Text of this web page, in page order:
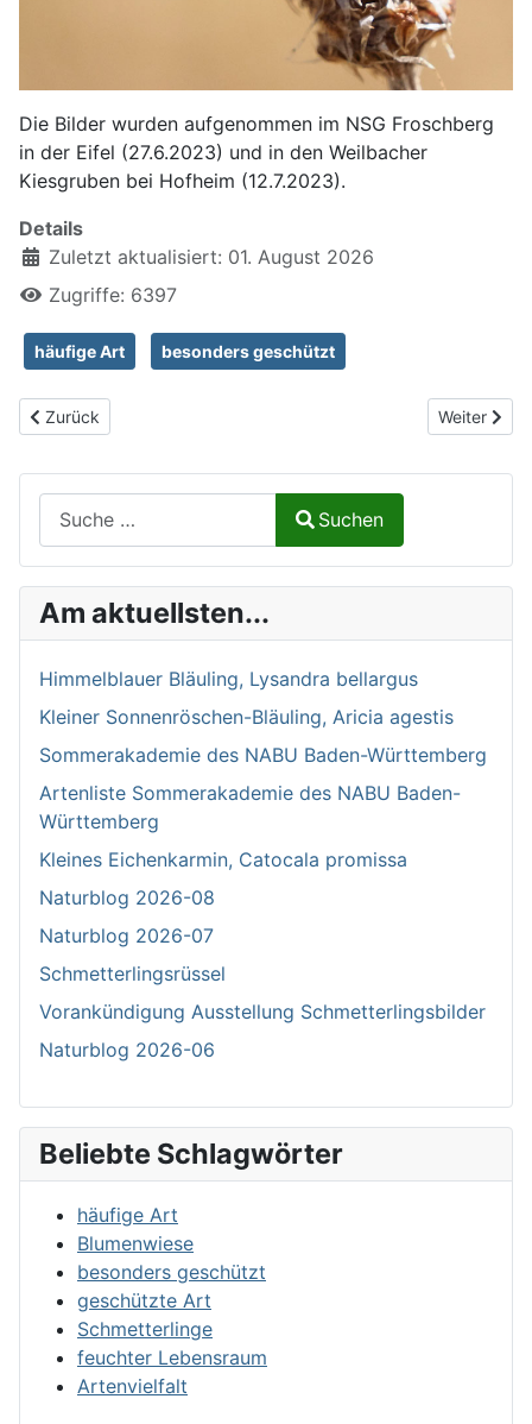
Die Bilder wurden aufgenommen im NSG Froschberg
in der Eifel (27.6.2023) und in den Weilbacher
Kiesgruben bei Hofheim (12.7.2023).
Details
Zuletzt aktualisiert: 01. August 2026
Zugriffe: 6397
häufige Art besonders geschützt
Vorheriger Beitrag: Ampfer-Grünwidderchen, Adscita statices
Zurück Nächster
Weiter
Suchen
Am aktuellsten...
Himmelblauer Bläuling, Lysandra bellargus
Kleiner Sonnenröschen-Bläuling, Aricia agestis
Sommerakademie des NABU Baden-Württemberg
Artenliste Sommerakademie des NABU Baden-
Württemberg
Kleines Eichenkarmin, Catocala promissa
Naturblog 2026-08
Naturblog 2026-07
Schmetterlingsrüssel
Vorankündigung Ausstellung Schmetterlingsbilder
Naturblog 2026-06
Beliebte Schlagwörter
häufige Art
Blumenwiese
besonders geschützt
geschützte Art
Schmetterlinge
feuchter Lebensraum
Artenvielfalt